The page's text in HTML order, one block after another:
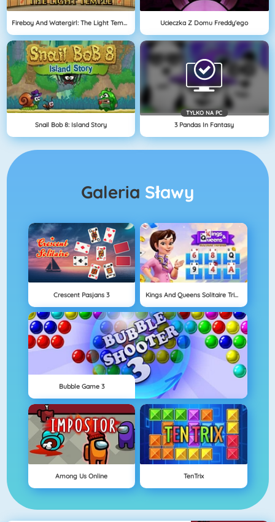
Fireboy And Watergirl: The Light Temple Ucieczka Z Domu Freddy'ego
Snail Bob 8: Island Story
TYLKO NA PC
3 Pandas In Fantasy
Galeria Sławy
Crescent Pasjans 3 Kings And Queens Solitaire Tripeaks
Bubble Game 3
Among Us Online TenTrix